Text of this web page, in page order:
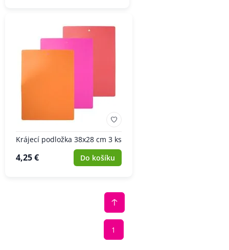
Krájecí podložka 38x28 cm 3 ks
4,25 € Do košíku
1